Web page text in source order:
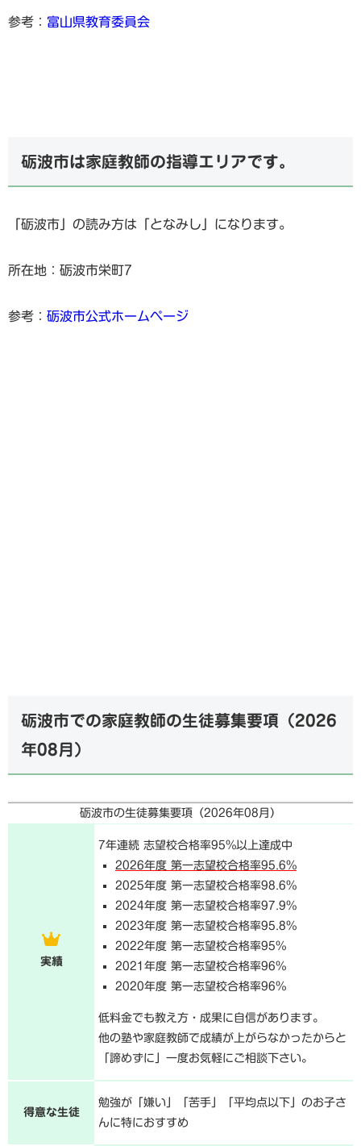
参考： 富山県教育委員会
砺波市は家庭教師の指導エリアです。
「砺波市」の読み方は「となみし」になります。
所在地：砺波市栄町7
参考： 砺波市公式ホームページ
砺波市での家庭教師の生徒募集要項（2026
年08月）
砺波市の生徒募集要項（2026年08月 ）
実績
7年連続 志望校合格率95%以上達成中
2026年度 第一志望校合格率95.6%
2025年度 第一志望校合格率98.6%
2024年度 第一志望校合格率97.9%
2023年度 第一志望校合格率95.8%
2022年度 第一志望校合格率95%
2021年度 第一志望校合格率96%
2020年度 第一志望校合格率96%
低料金でも教え方・成果に自信があります。
他の塾や家庭教師で成績が上がらなかったからと
「諦めずに」一度お気軽にご相談下さい。
得意な生徒
勉強が「嫌い」「苦手」「平均点以下」のお子さ
んに特におすすめ